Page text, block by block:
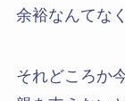
余裕なんてな
それどころか